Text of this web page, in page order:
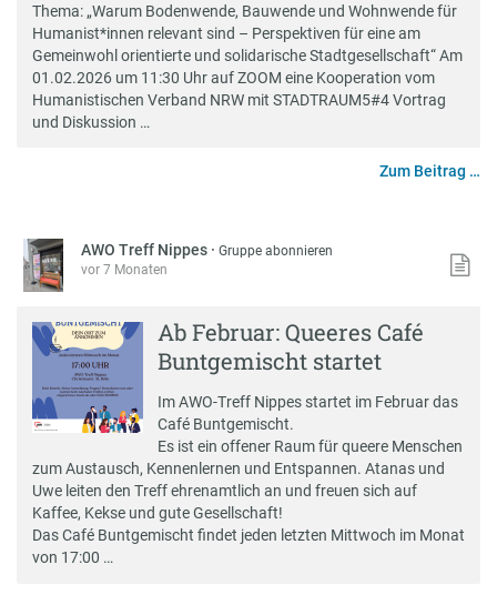
Thema: „Warum Bodenwende, Bauwende und Wohnwende für
Humanist*innen relevant sind – Perspektiven für eine am
Gemeinwohl orientierte und solidarische Stadtgesellschaft“ Am
01.02.2026 um 11:30 Uhr auf ZOOM eine Kooperation vom
Humanistischen Verband NRW mit STADTRAUM5#4 Vortrag
und Diskussion …
Zum Beitrag …
AWO Treff Nippes ·Gruppe abonnieren
vor 7 Monaten
Ab Februar: Queeres Café
Buntgemischt startet
Im AWO-Treff Nippes startet im Februar das
Café Buntgemischt.
Es ist ein offener Raum für queere Menschen
zum Austausch, Kennenlernen und Entspannen. Atanas und
Uwe leiten den Treff ehrenamtlich an und freuen sich auf
Kaffee, Kekse und gute Gesellschaft!
Das Café Buntgemischt findet jeden letzten Mittwoch im Monat
von 17:00 …